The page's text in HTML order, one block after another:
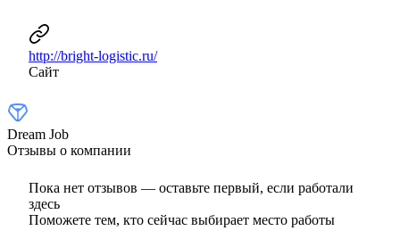
http://bright-logistic.ru/
Сайт
Dream Job
Отзывы о компании
Пока нет отзывов — оставьте первый, если работали
здесь
Поможете тем, кто сейчас выбирает место работы